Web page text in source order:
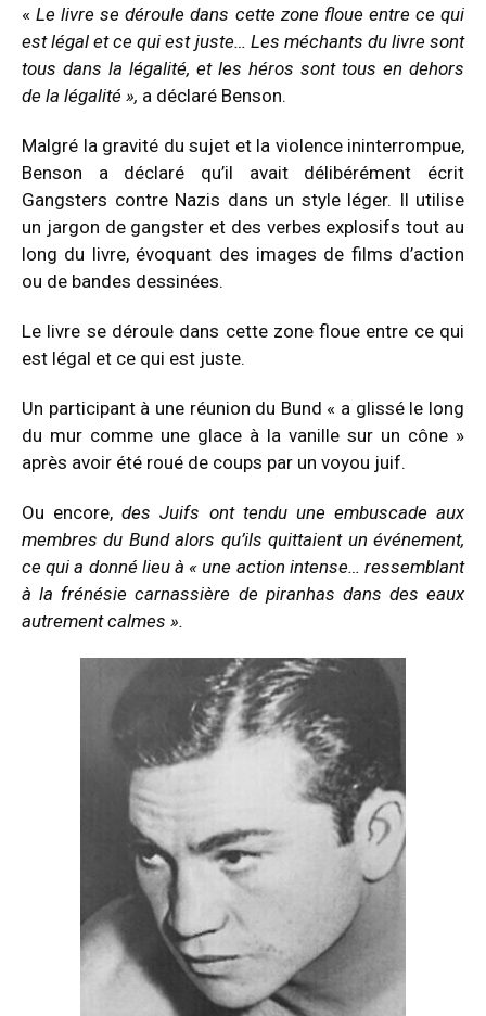
« Le livre se déroule dans cette zone floue entre ce qui
est légal et ce qui est juste… Les méchants du livre sont
tous dans la légalité, et les héros sont tous en dehors
de la légalité », a déclaré Benson.
Malgré la gravité du sujet et la violence ininterrompue,
Benson a déclaré qu’il avait délibérément écrit
Gangsters contre Nazis dans un style léger. Il utilise
un jargon de gangster et des verbes explosifs tout au
long du livre, évoquant des images de films d’action
ou de bandes dessinées.
Le livre se déroule dans cette zone floue entre ce qui
est légal et ce qui est juste.
Un participant à une réunion du Bund « a glissé le long
du mur comme une glace à la vanille sur un cône »
après avoir été roué de coups par un voyou juif.
Ou encore,des Juifs ont tendu une embuscade aux
membres du Bund alors qu’ils quittaient un événement,
ce qui a donné lieu à « une action intense… ressemblant
à la frénésie carnassière de piranhas dans des eaux
autrement calmes ».